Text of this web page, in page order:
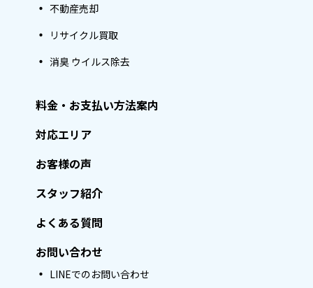
不動産売却
リサイクル買取
消臭 ウイルス除去
料金・お支払い方法案内
対応エリア
お客様の声
スタッフ紹介
よくある質問
お問い合わせ
LINEでのお問い合わせ